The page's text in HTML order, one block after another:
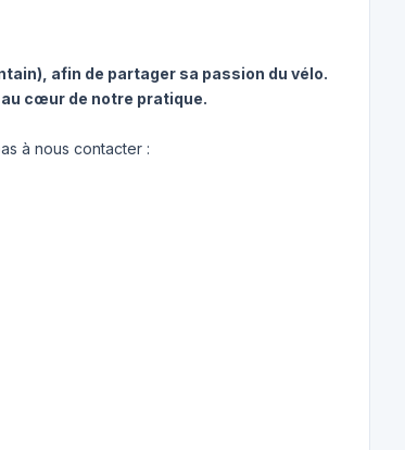
afin de partager sa passion du vélo.
cœur de notre pratique.
à nous contacter :